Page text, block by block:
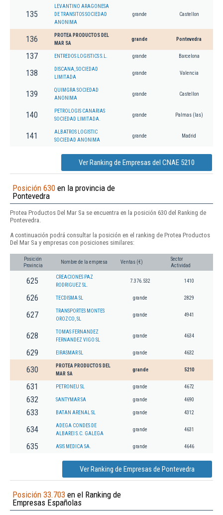
135
LEVANTINO ARAGONESA
DE TRANSITOS SOCIEDAD
ANONIMA
grande Castellon
136
PROTEA PRODUCTOS DEL
MAR SA
grande Pontevedra
137 ENTREDOS LOGISTICS S.L. grande Barcelona
138
DISCANA, SOCIEDAD
LIMITADA
grande Valencia
139
QUIMGRA SOCIEDAD
ANONIMA
grande Castellon
140
PETROLOGIS CANARIAS
SOCIEDAD LIMITADA.
grande Palmas (las)
141
ALBATROS LOGISTIC
SOCIEDAD ANONIMA
grande Madrid
Ver Ranking de Empresas del CNAE 5210
Posición 630 en la provincia de
Pontevedra
Protea Productos Del Mar Sa se encuentra en la posición 630 del Ranking de
Pontevedra.
A continuación podrá consultar la posición en el ranking de Protea Productos
Del Mar Sa y empresas con posiciones similares:
Posición
Provincia
Nombre de la empresa Ventas (€)
Sector
Actividad
625
CREACIONES PAZ
RODRIGUEZ SL.
7.376.532 1410
626 TECDISMA SL grande 2829
627
TRANSPORTES MONTES
OROZCO, SL
grande 4941
628
TOMAS FERNANDEZ
FERNANDEZ VIGO SL
grande 4634
629 EIRASMAR SL grande 4632
630
PROTEA PRODUCTOS DEL
MAR SA
grande 5210
631 PETRONEU SL grande 4672
632 SANTYMAR SA grande 4690
633 BATAN ARENAL SL grande 4312
634
ADEGA CONDES DE
ALBAREI S.C. GALEGA
grande 4631
635 ASIS MEDICA SA. grande 4646
Ver Ranking de Empresas de Pontevedra
Posición 33.703 en el Ranking de
Empresas Españolas